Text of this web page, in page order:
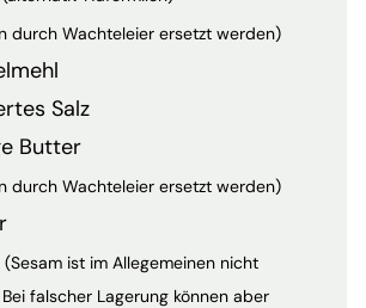
durch Wachteleier ersetzt werden)
Salz
Butter
durch Wachteleier ersetzt werden)
(Sesam ist im Allegemeinen nicht
falscher Lagerung können aber